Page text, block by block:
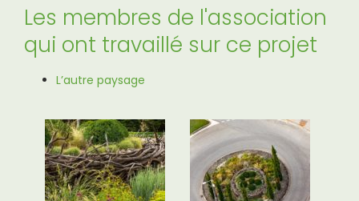
Les membres de l'association
qui ont travaillé sur ce projet
L’autre paysage